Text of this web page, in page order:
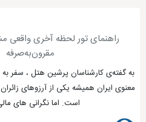
راهنمای تور لحظه آخری واقعی
مقرون‌به‌صرفه
به گفته‌ی کارشناسان پرشین هتل ، سفر
معنوی ایران همیشه یکی از آرزوهای
است. اما نگرانی های